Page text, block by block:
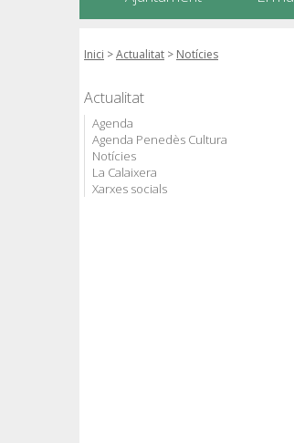
Inici >Actualitat > Notícies
Actualitat
Agenda
Agenda Penedès Cultura
Notícies
La Calaixera
Xarxes socials